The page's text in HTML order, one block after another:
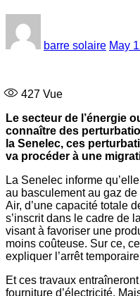
barre solaire May
427 Vue
Le secteur de l’énergie
connaître des
la Senelec, ces
va procéder à une
La Senelec informe
au basculement au gaz
Air, d’une capacité totale
s’inscrit dans le cadre de
visant à favoriser une
moins coûteuse. Sur ce,
expliquer l’arrêt
Et ces travaux
fourniture d’électricité.